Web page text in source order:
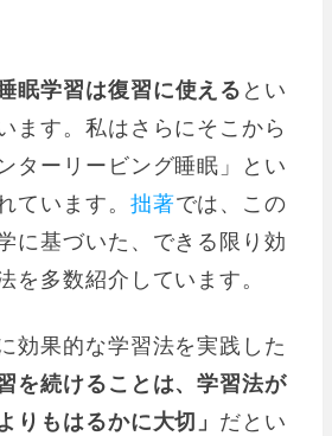
眠学習は復習に使える とい
ます。私はさらにそこから
ターリービング睡眠」とい
ています。 拙著では、この
に基づいた、できる限り効
を多数紹介しています。
効果的な学習法を実践した
習を続けることは、学習法が
りもはるかに大切」 だとい